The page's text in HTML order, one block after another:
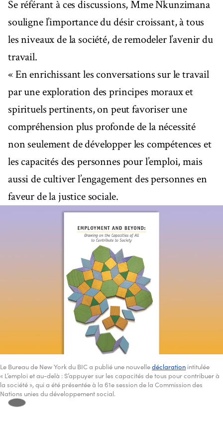
Se référant à ces discussions, Mme Nkunzimana
souligne l’importance du désir croissant, à tous
les niveaux de la société, de remodeler l’avenir du
travail.
« En enrichissant les conversations sur le travail
par une exploration des principes moraux et
spirituels pertinents, on peut favoriser une
compréhension plus profonde de la nécessité
non seulement de développer les compétences et
les capacités des personnes pour l’emploi, mais
aussi de cultiver l’engagement des personnes en
faveur de la justice sociale.
Le Bureau de New York du BIC a publié une nouvelledéclaration intitulée
« L’emploi et au-delà : S’appuyer sur les capacités de tous pour contribuer à
la société », qui a été présentée à la 61e session de la Commission des
Nations unies du développement social.